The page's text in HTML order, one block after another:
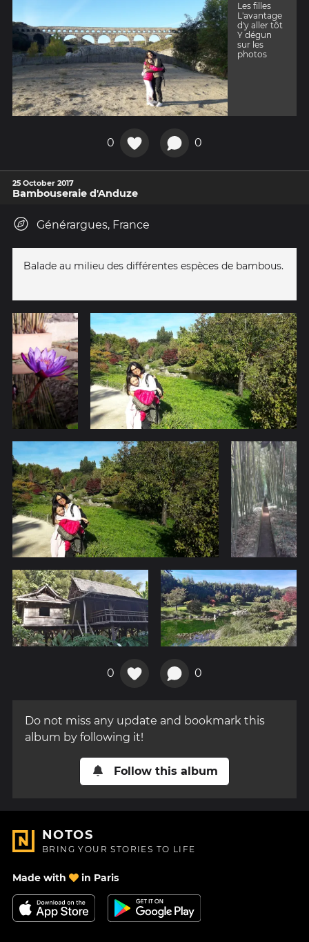
Les filles
L'avantage
d'y aller tôt
Y dégun
sur les
photos
0 0
25 October 2017
Bambouseraie d'Anduze
Générargues, France
Balade au milieu des différentes espèces de bambous.
0 0
Do not miss any update and bookmark this
album by following it!
Follow this album
NOTOS
BRING YOUR STORIES TO LIFE
Made with in Paris